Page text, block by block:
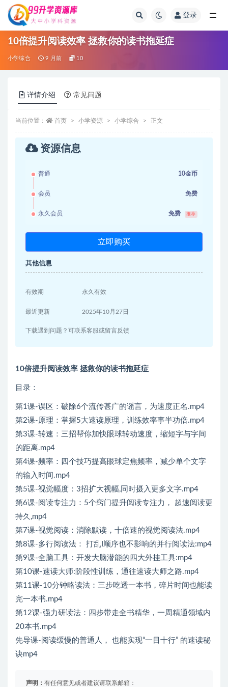
登录
10倍提升阅读效率 拯救你的读书拖延症
小学综合 9 月前 10
详情介绍 常见问题
当前位置： 首页 小学资源 小学综合 正文
资源信息
普通 10金币
会员 免费
永久会员 免费 推荐
立即购买
其他信息
有效期 永久有效
最近更新 2025年10月27日
下载遇到问题？可联系客服或留言反馈
10倍提升阅读效率 拯救你的读书拖延症
目录：
第1课-误区：破除6个流传甚广的谣言，为速度正名.mp4
第2课-原理：掌握5大速读原理，训练效率事半功倍.mp4
第3课-转速：三招帮你加快眼球转动速度，缩短字与字间
的距离.mp4
第4课-频率：四个技巧提高眼球定焦频率，减少单个文字
的输入时间.mp4
第5课-视觉幅度：3招扩大视幅,同时摄入更多文字.mp4
第6课-阅读专注力：5个窍门提升阅读专注力， 超速阅读更
持久,mp4
第7课-视觉阅读：消除默读，十倍速的视觉阅读法.mp4
第8课-多行阅读法： 打乱I顺序也不影响的并行阅读法:mp4
第9课-全脑工具：开发大脑潜能的四大外挂工具:mp4
第10课-速读大师:阶段性训练，通往速读大师之路.mp4
第11课-10分钟略读法：三步吃透一本书，碎片时间也能读
完一本书.mp4
第12课-强力研读法：四步带走全书精华，一周精通领域内
20本书.mp4
先导课-阅读缓慢的普通人， 也能实现“一目十行” 的速读秘
诀mp4
声明： 有任何意见或者建议请联系邮箱：